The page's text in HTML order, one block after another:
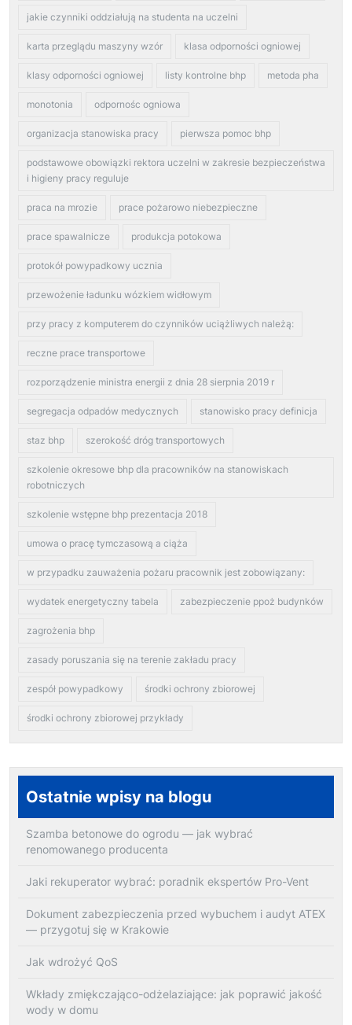
jakie czynniki oddziałują na studenta na uczelni
karta przeglądu maszyny wzór klasa odporności ogniowej
klasy odporności ogniowej listy kontrolne bhp metoda pha
monotonia odpornośc ogniowa
organizacja stanowiska pracy pierwsza pomoc bhp
podstawowe obowiązki rektora uczelni w zakresie bezpieczeństwa
i higieny pracy reguluje
praca na mrozie prace pożarowo niebezpieczne
prace spawalnicze produkcja potokowa
protokół powypadkowy ucznia
przewożenie ładunku wózkiem widłowym
przy pracy z komputerem do czynników uciążliwych należą:
reczne prace transportowe
rozporządzenie ministra energii z dnia 28 sierpnia 2019 r
segregacja odpadów medycznych stanowisko pracy definicja
staz bhp szerokość dróg transportowych
szkolenie okresowe bhp dla pracowników na stanowiskach
robotniczych
szkolenie wstępne bhp prezentacja 2018
umowa o pracę tymczasową a ciąża
w przypadku zauważenia pożaru pracownik jest zobowiązany:
wydatek energetyczny tabela zabezpieczenie ppoż budynków
zagrożenia bhp
zasady poruszania się na terenie zakładu pracy
zespół powypadkowy środki ochrony zbiorowej
środki ochrony zbiorowej przykłady
Ostatnie wpisy na blogu
Szamba betonowe do ogrodu — jak wybrać
renomowanego producenta
Jaki rekuperator wybrać: poradnik ekspertów Pro-Vent
Dokument zabezpieczenia przed wybuchem i audyt ATEX
— przygotuj się w Krakowie
Jak wdrożyć QoS
Wkłady zmiękczająco-odżelaziające: jak poprawić jakość
wody w domu